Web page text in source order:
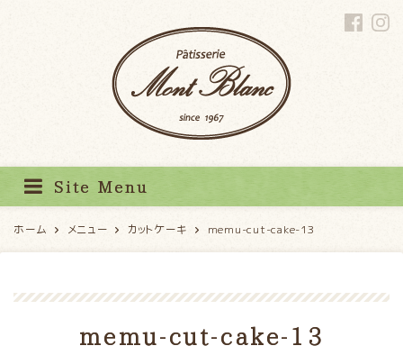
Site Menu
ホーム メニュー カットケーキ memu-cut-cake-13
memu-cut-cake-13